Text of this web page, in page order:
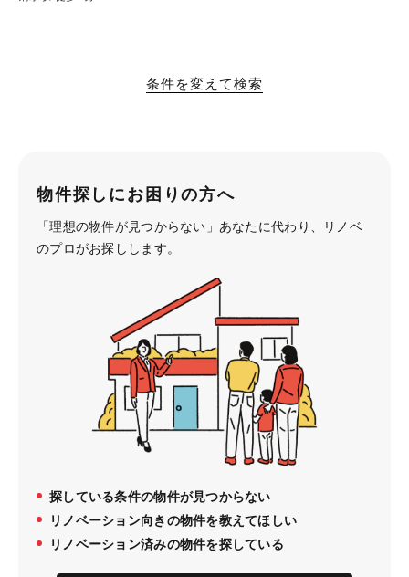
条件を変えて検索
物件探しにお困りの方へ
「理想の物件が見つからない」あなたに代わり、
リノベ
のプロがお探しします。
探している条件の物件が見つからない
リノベーション向きの物件を教えてほしい
リノベーション済みの物件を探している